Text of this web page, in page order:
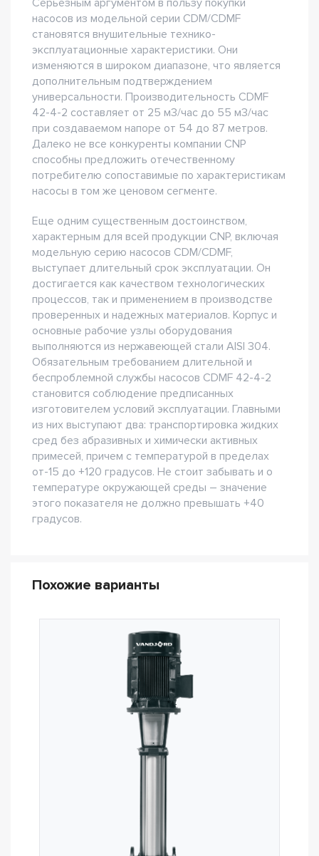
насосов из модельной серии CDM/CDMF
становятся внушительные технико-
эксплуатационные характеристики. Они
изменяются в широком диапазоне, что является
дополнительным подтверждением
универсальности. Производительность CDMF
42-4-2 составляет от 25 м3/час до 55 м3/час
при создаваемом напоре от 54 до 87 метров.
Далеко не все конкуренты компании CNP
способны предложить отечественному
потребителю сопоставимые по характеристикам
насосы в том же ценовом сегменте.
Еще одним существенным достоинством,
характерным для всей продукции CNP, включая
модельную серию насосов CDM/CDMF,
выступает длительный срок эксплуатации. Он
достигается как качеством технологических
процессов, так и применением в производстве
проверенных и надежных материалов. Корпус и
основные рабочие узлы оборудования
выполняются из нержавеющей стали AISI 304.
Обязательным требованием длительной и
беспроблемной службы насосов CDMF 42-4-2
становится соблюдение предписанных
изготовителем условий эксплуатации. Главными
из них выступают два: транспортировка жидких
сред без абразивных и химически активных
примесей, причем с температурой в пределах
от-15 до +120 градусов. Не стоит забывать и о
температуре окружающей среды – значение
этого показателя не должно превышать +40
градусов.
Похожие варианты